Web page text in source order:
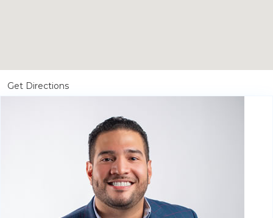
Get Directions